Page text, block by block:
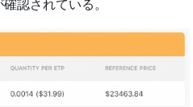
認されている。